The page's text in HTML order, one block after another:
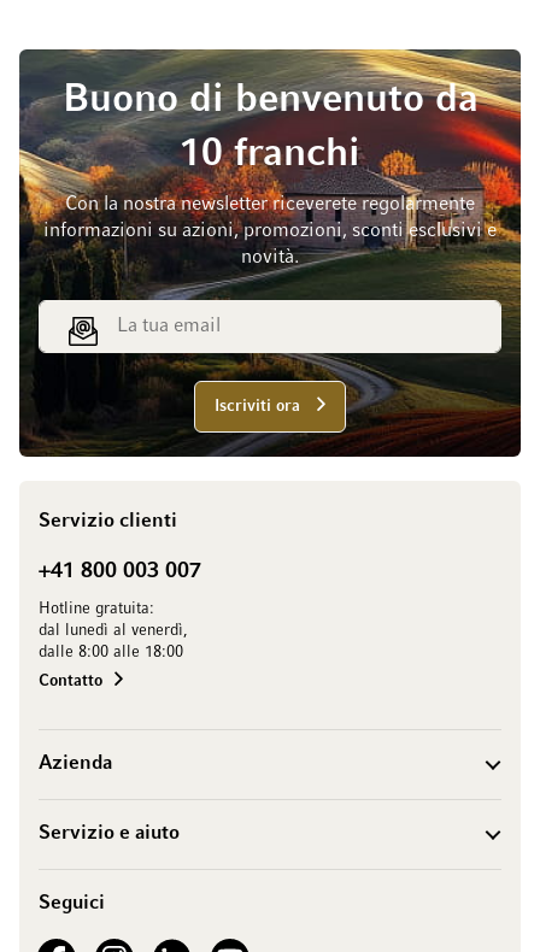
Buono di benvenuto da
10 franchi
Con la nostra newsletter riceverete regolarmente
informazioni su azioni, promozioni, sconti esclusivi e
novità.
Indirizzo email
Iscriviti ora
Servizio clienti
+41 800 003 007
Hotline gratuita:
dal lunedì al venerdì,
dalle 8:00 alle 18:00
Contatto
Azienda
Servizio e aiuto
Seguici
See our FacebookSee our Instagram account
See our LinkedInSee our YouTube channel